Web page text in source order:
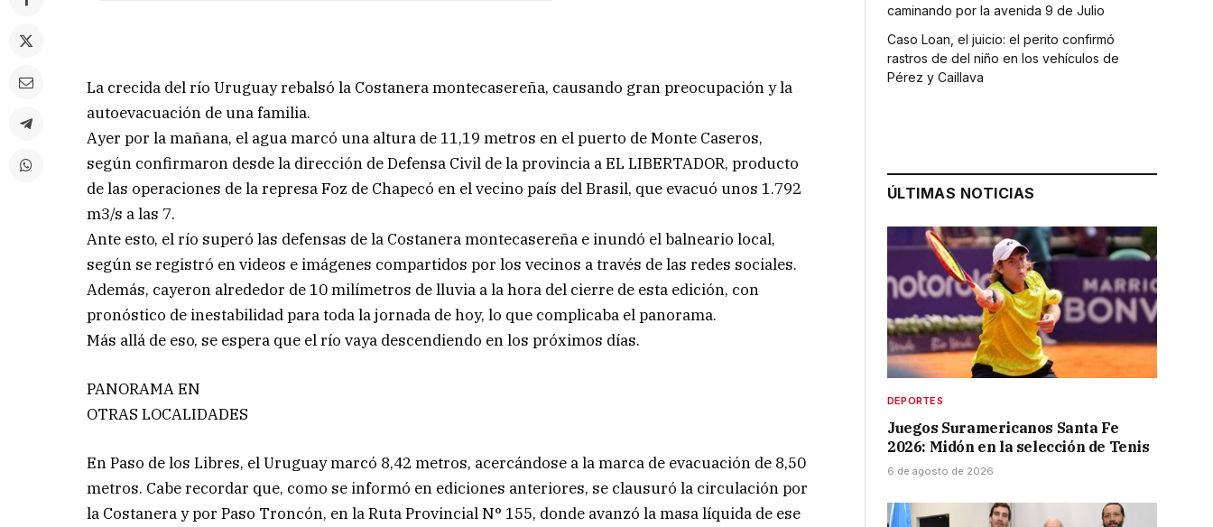
La crecida del río Uruguay rebalsó la Costanera montecasereña, causando gran preocupación y la
autoevacuación de una familia.
Ayer por la mañana, el agua marcó una altura de 11,19 metros en el puerto de Monte Caseros,
según confirmaron desde la dirección de Defensa Civil de la provincia a EL LIBERTADOR, producto
de las operaciones de la represa Foz de Chapecó en el vecino país del Brasil, que evacuó unos 1.792
m3/s a las 7.
Ante esto, el río superó las defensas de la Costanera montecasereña e inundó el balneario local,
según se registró en videos e imágenes compartidos por los vecinos a través de las redes sociales.
Además, cayeron alrededor de 10 milímetros de lluvia a la hora del cierre de esta edición, con
pronóstico de inestabilidad para toda la jornada de hoy, lo que complicaba el panorama.
Más allá de eso, se espera que el río vaya descendiendo en los próximos días.
PANORAMA EN
OTRAS LOCALIDADES
En Paso de los Libres, el Uruguay marcó 8,42 metros, acercándose a la marca de evacuación de 8,50
metros. Cabe recordar que, como se informó en ediciones anteriores, se clausuró la circulación por
la Costanera y por Paso Troncón, en la Ruta Provincial N° 155, donde avanzó la masa líquida de ese
caminando por la avenida 9 de Julio
Caso Loan, el juicio: el perito confirmó
rastros de del niño en los vehículos de
Pérez y Caillava
ÚLTIMAS NOTICIAS
DEPORTES
Juegos Suramericanos Santa Fe
2026: Midón en la selección de Tenis
6 de agosto de 2026